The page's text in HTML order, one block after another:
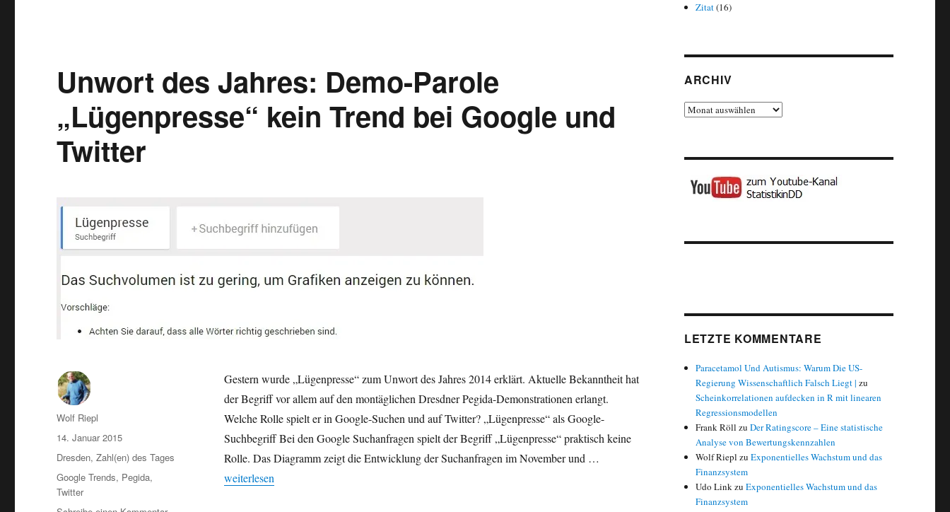
wer
erhält
mehr
Aufmerksamkeit
Unwort des Jahres: Demo-Parole
„Lügenpresse“ kein Trend bei Google und
Twitter
Gestern wurde „Lügenpresse“ zum Unwort des Jahres 2014 erklärt. Aktuelle Bekanntheit hat
der Begriff vor allem auf den montäglichen Dresdner Pegida-Demonstrationen erlangt.
Welche Rolle spielt er in Google-Suchen und auf Twitter? „Lügenpresse“ als Google-
Suchbegriff Bei den Google Suchanfragen spielt der Begriff „Lügenpresse“ praktisch keine
Rolle. Das Diagramm zeigt die Entwicklung der Suchanfragen im November und …
„Unwort des Jahres: Demo-Parole „Lügenpresse“ kein Trend bei Google und Twitter“
weiterlesen
Autor
Wolf Riepl
Veröffentlicht
am
14. Januar 2015
Kategorien
Dresden,Zahl(en) des Tages
Schlagwörter
Google Trends, Pegida,
Twitter
Zitat(16)
ARCHIV
Archiv
LETZTE KOMMENTARE
Paracetamol Und Autismus: Warum Die US-
Regierung Wissenschaftlich Falsch Liegt | zu
Scheinkorrelationen aufdecken in R mit linearen
Regressionsmodellen
Frank Röll zuDer Ratingscore – Eine statistische
Analyse von Bewertungskennzahlen
Wolf Riepl zuExponentielles Wachstum und das
Finanzsystem
Udo LinkzuExponentielles Wachstum und das
Finanzsystem